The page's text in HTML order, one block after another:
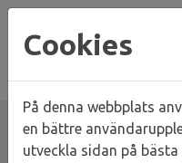
Cookies
På denna webbplats
en bättre
utveckla sidan på